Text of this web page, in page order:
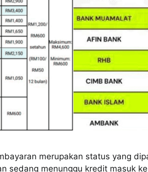
merupakan status yang
sedang menunggu kredit masuk